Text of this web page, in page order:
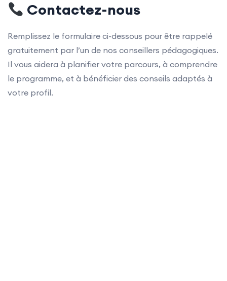
Contactez-nous
Remplissez le formulaire ci-dessous pour être rappelé
gratuitement par l’un de nos conseillers pédagogiques.
Il vous aidera à planifier votre parcours, à comprendre
le programme, et à bénéficier des conseils adaptés à
votre profil.